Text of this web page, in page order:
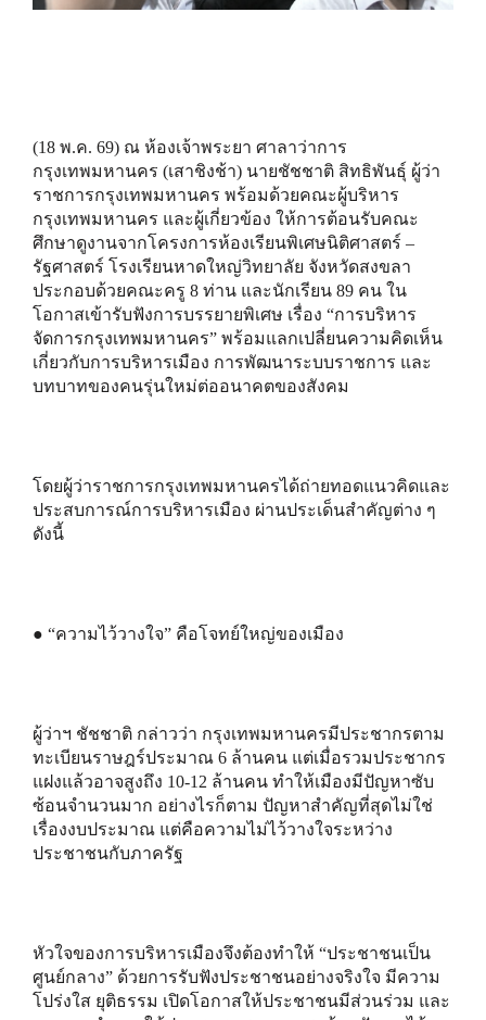
(18 พ.ค. 69) ณ ห้องเจ้าพระยา ศาลาว่าการ
กรุงเทพมหานคร (เสาชิงช้า) นายชัชชาติ สิทธิพันธุ์ ผู้ว่า
ราชการกรุงเทพมหานคร พร้อมด้วยคณะผู้บริหาร
กรุงเทพมหานคร และผู้เกี่ยวข้อง ให้การต้อนรับคณะ
ศึกษาดูงานจากโครงการห้องเรียนพิเศษนิติศาสตร์ –
รัฐศาสตร์ โรงเรียนหาดใหญ่วิทยาลัย จังหวัดสงขลา
ประกอบด้วยคณะครู 8 ท่าน และนักเรียน 89 คน ใน
โอกาสเข้ารับฟังการบรรยายพิเศษ เรื่อง “การบริหาร
จัดการกรุงเทพมหานคร” พร้อมแลกเปลี่ยนความคิดเห็น
เกี่ยวกับการบริหารเมือง การพัฒนาระบบราชการ และ
บทบาทของคนรุ่นใหม่ต่ออนาคตของสังคม
โดยผู้ว่าราชการกรุงเทพมหานครได้ถ่ายทอดแนวคิดและ
ประสบการณ์การบริหารเมือง ผ่านประเด็นสำคัญต่าง ๆ
ดังนี้
● “ความไว้วางใจ” คือโจทย์ใหญ่ของเมือง
ผู้ว่าฯ ชัชชาติ กล่าวว่า กรุงเทพมหานครมีประชากรตาม
ทะเบียนราษฎร์ประมาณ 6 ล้านคน แต่เมื่อรวมประชากร
แฝงแล้วอาจสูงถึง 10-12 ล้านคน ทำให้เมืองมีปัญหาซับ
ซ้อนจำนวนมาก อย่างไรก็ตาม ปัญหาสำคัญที่สุดไม่ใช่
เรื่องงบประมาณ แต่คือความไม่ไว้วางใจระหว่าง
ประชาชนกับภาครัฐ
หัวใจของการบริหารเมืองจึงต้องทำให้ “ประชาชนเป็น
ศูนย์กลาง” ด้วยการรับฟังประชาชนอย่างจริงใจ มีความ
โปร่งใส ยุติธรรม เปิดโอกาสให้ประชาชนมีส่วนร่วม และ